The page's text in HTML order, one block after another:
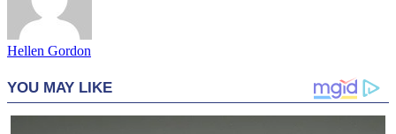
Hellen Gordon